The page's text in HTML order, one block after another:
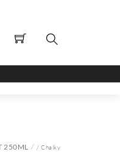
250ML
/ Chalky